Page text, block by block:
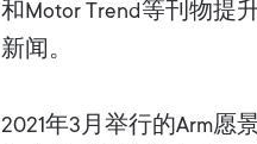
和Motor Trend等刊物提
新闻。
2021年3月举行的Arm愿